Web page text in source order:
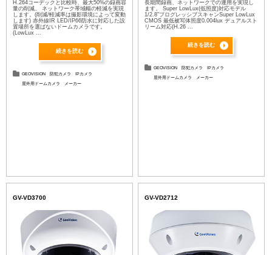
H.264コーデックと比較時、最大50%の録画容
量の削減、 ネットワーク帯域幅の軽減を実現
します。(削減/軽減率は撮影環境によって変動
します) 赤外線IR LED/IP66防水に対応した設
置場所を選ばないドームカメラです。
(LowLux ...
続きを読む
GEOVISION 防犯カメラ IPカメラ
屋外用ドームカメラ メーカー
長期間録画、ネットワークでの運用を実現し
ます。 Super LowLux(低照度)対応モデル
1/2.8”プログレッシブスキャンSuper LowLux
CMOS 最低被写体照度0.004lux デュアルスト
リーム対応(H.26 ...
続きを読む
GEOVISION 防犯カメラ IPカメラ
屋外用ドームカメラ メーカー
GV-VD3700 GV-VD2712